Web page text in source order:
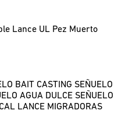
Lance UL Pez Muerto
BAIT CASTING SEÑUELO
AGUA DULCE SEÑUELO
LANCE MIGRADORAS